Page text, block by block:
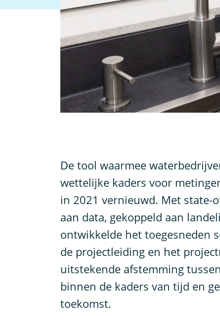
De tool waarmee
wettelijke kaders voor
in 2021 vernieuwd. Met state-
aan data, gekoppeld aan
ontwikkelde het toegesneden
de projectleiding en het
uitstekende afstemming
binnen de kaders van tijd en
toekomst.